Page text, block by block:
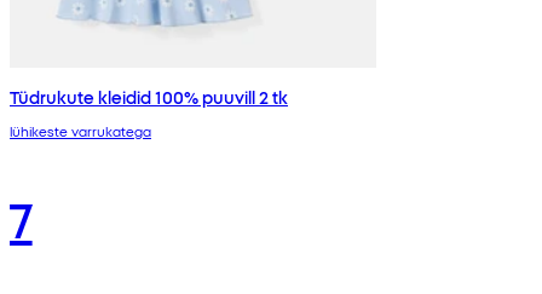
Tüdrukute kleidid 100% puuvill 2 tk
lühikeste varrukatega
7